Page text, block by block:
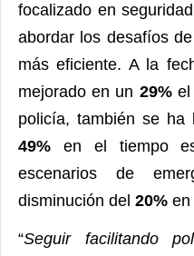
focalizado en
abordar los desafíos
más eficiente. A la
mejorado en un 29% el
policía, también se ha
49% en el tiempo
escenarios de
disminución del 20% en
“Seguir facilitando